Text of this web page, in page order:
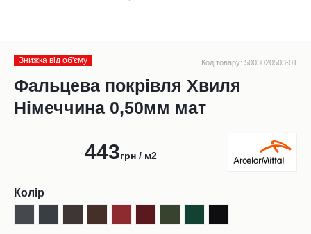
Знижка від обʹєму Код товару: 5003020503-01
Фальцева покрівля Хвиля
Німеччина 0,50мм мат
443грн / м2
Колір